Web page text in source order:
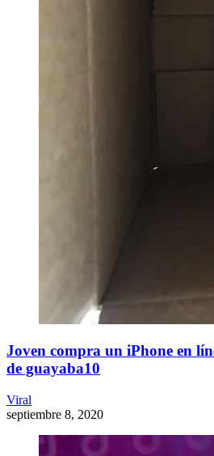
Joven compra un iPhone en
de guayaba10
Viral
septiembre 8, 2020